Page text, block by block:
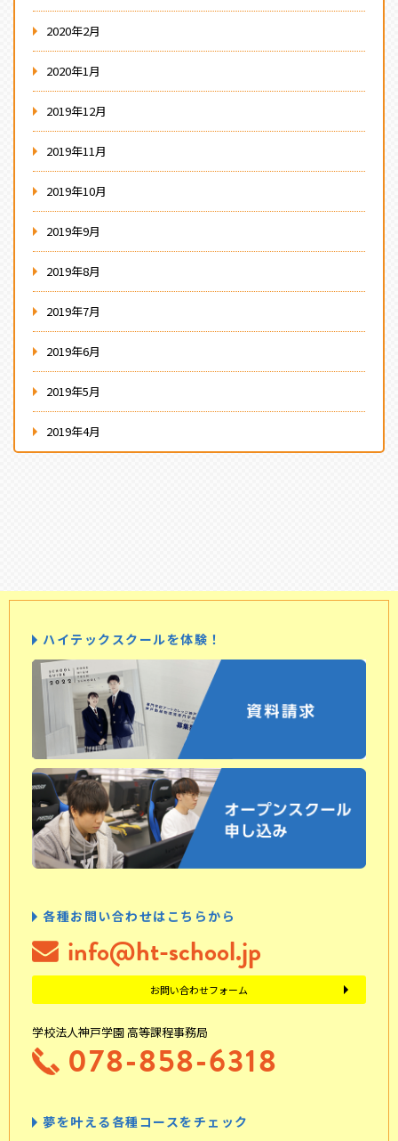
2020年2月
2020年1月
2019年12月
2019年11月
2019年10月
2019年9月
2019年8月
2019年7月
2019年6月
2019年5月
2019年4月
ハイテックスクールを体験！
各種お問い合わせはこちらから
info@ht-school.jp
お問い合わせフォーム
学校法人神戸学園 高等課程事務局
078-858-6318
夢を叶える各種コースをチェック